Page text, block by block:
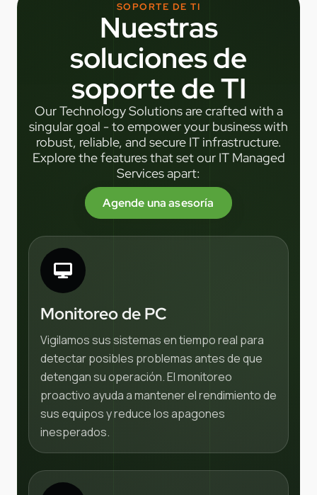
SOPORTE DE TI
Nuestras
soluciones de
soporte de TI
Our Technology Solutions are crafted with a
singular goal - to empower your business with
robust, reliable, and secure IT infrastructure.
Explore the features that set our IT Managed
Services apart:
Agende una asesoría
Monitoreo de PC
Vigilamos sus sistemas en tiempo real para
detectar posibles problemas antes de que
detengan su operación. El monitoreo
proactivo ayuda a mantener el rendimiento de
sus equipos y reduce los apagones
inesperados.